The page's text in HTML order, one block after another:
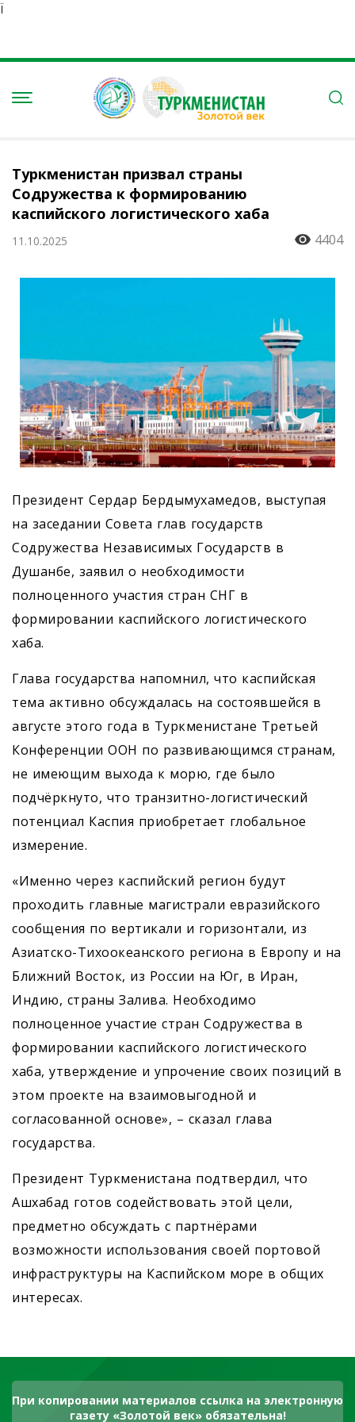
Ï
Туркменистан призвал страны
Содружества к формированию
каспийского логистического хаба
11.10.2025 4404
Президент Сердар Бердымухамедов, выступая
на заседании Совета глав государств
Содружества Независимых Государств в
Душанбе, заявил о необходимости
полноценного участия стран СНГ в
формировании каспийского логистического
хаба.
Глава государства напомнил, что каспийская
тема активно обсуждалась на состоявшейся в
августе этого года в Туркменистане Третьей
Конференции ООН по развивающимся странам,
не имеющим выхода к морю, где было
подчёркнуто, что транзитно-логистический
потенциал Каспия приобретает глобальное
измерение.
«Именно через каспийский регион будут
проходить главные магистрали евразийского
сообщения по вертикали и горизонтали, из
Азиатско-Тихоокеанского региона в Европу и на
Ближний Восток, из России на Юг, в Иран,
Индию, страны Залива. Необходимо
полноценное участие стран Содружества в
формировании каспийского логистического
хаба, утверждение и упрочение своих позиций в
этом проекте на взаимовыгодной и
согласованной основе», – сказал глава
государства.
Президент Туркменистана подтвердил, что
Ашхабад готов содействовать этой цели,
предметно обсуждать с партнёрами
возможности использования своей портовой
инфраструктуры на Каспийском море в общих
интересах.
При копировании материалов ссылка на электронную
газету «Золотой век» обязательна!